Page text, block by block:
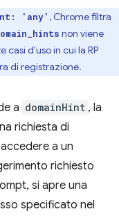
'any' , Chrome filtra
non viene
casi d'uso in cui la RP
di registrazione.
a domainHint , la
richiesta di
a un
richiesto
si apre una
specificato nel